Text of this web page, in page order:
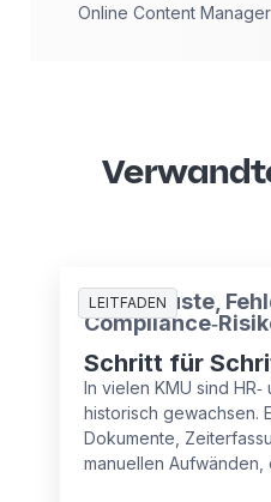
Online Content Manager
LEITFADEN
Zeitverluste,
Schritt für
In vielen KMU sind
historisch gewachsen.
Dokumente,
manuellen Aufwänden,